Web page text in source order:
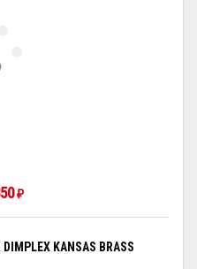
₽
KANSAS BRASS